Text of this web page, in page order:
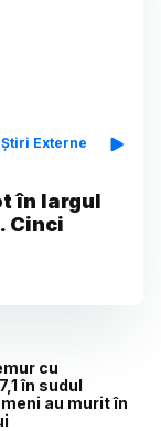
Știri Externe
în largul
Cinci
cu
în sudul
au murit în